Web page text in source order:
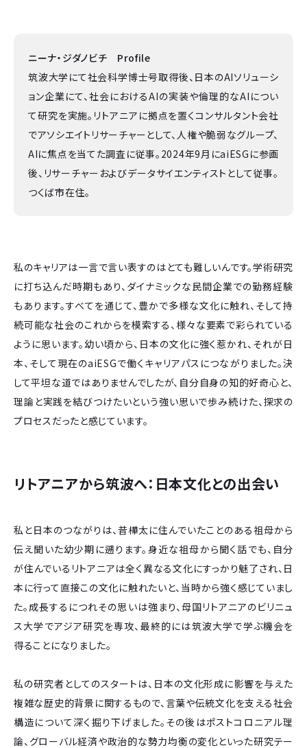
ニーナ・ジダノビチ Profile
筑波大学にて社会科学博士号取得後、日本のAIソリューシ
ョン企業にて、社会におけるAIの実装や倫理的なAIについ
て研究を実施。リトアニアに拠点を置くコンサルタント会社
でアソシエイトリサーチャーとして、人権や脆弱なグループ、
AIに焦点を当てた調査に従事。2024年9月にaiESGに参画
後、リサーチャーおよびデータサイエンティストとして従事。
つくば市在住。
私のキャリアは一言で言い表すのはとても難しいんです。学術研究
に打ち込んだ時期もあり、ダイナミックな民間企業での勤務経験
もあります。すべてを通じて、豊かで多様な文化に触れ、そして持
続可能な社会のこれからを模索する、様々な要素で彩られている
ように思います。幼い頃から、日本の文化に強く惹かれ、それが日
本、そして現在のaiESGで働くキャリアパスにつながりました。決
して平坦な道ではありませんでしたが、自分自身の知的好奇心と、
理論と実践を結びつけたいという強い思いで歩み続けた、探求の
プロセスだったと感じています。
リトアニアから筑波へ：日本文化との出会い
私と日本のつながりは、昔樺太に住んでいたことのある祖母から
伝え聞いた幼少期に遡ります。身近な祖母から聞く話でも、自分
が住んでいるリトアニアは全く異なる文化にすっかり魅了され、日
本に行って直接この文化に触れたいと、当時から強く感じていまし
た。成長するにつれその思いは強まり、母国リトアニアのビリニュ
ス大学でアジア研究を専攻、最終的には筑波大学で学ぶ機会を
得ることになりました。
私の研究者としてのスタートは、日本の文化形成に影響を与えた
複雑な歴史的背景に関するもので、言葉や伝統文化を支える社会
構造について深く掘り下げました。その後はポストコロニアル理
論、グローバル経済や政治的な勢力均衡の変化といった研究テー